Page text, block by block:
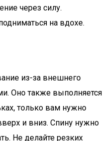
через силу.
на вдохе.
из-за внешнего
Оно также выполняется
только вам нужно
и вниз. Спину нужно
Не делайте резких